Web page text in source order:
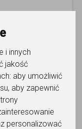
i innych
jakość
aby umożliwić
, aby zapewnić
personalizować
z
do
do DELF, DALF